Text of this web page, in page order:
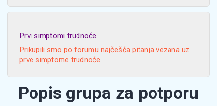
Prvi simptomi trudnoće
Prikupili smo po forumu najčešća pitanja vezana uz
prve simptome trudnoće
Popis grupa za potporu